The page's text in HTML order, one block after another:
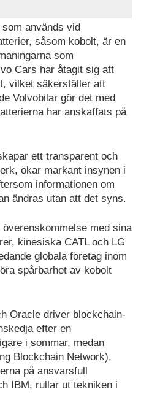
används vid
såsom kobolt, är en
som
Cars har åtagit sig att
vilket säkerställer att
Volvobilar gör det med
har anskaffats på
ett transparent och
ökar markant insynen i
informationen om
ändras utan att det syns.
med sina
kinesiska CATL och LG
globala företag inom
spårbarhet av kobolt
Oracle driver blockchain-
efter en
i sommar, medan
Blockchain Network),
på ansvarsfull
IBM, rullar ut tekniken i